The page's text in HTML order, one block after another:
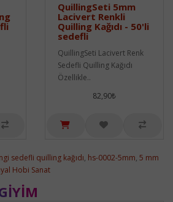
QuillingSeti 5mm
Lacivert Renkli
Quilling Kağıdı - 50'li
sedefli
QuillingSeti Lacivert Renk
Sedefli Quilling Kağıdı
Özellikle..
82,90₺
sedefli quilling kağıdı, hs-0002-5mm, 5 mm
Hobi Sanat